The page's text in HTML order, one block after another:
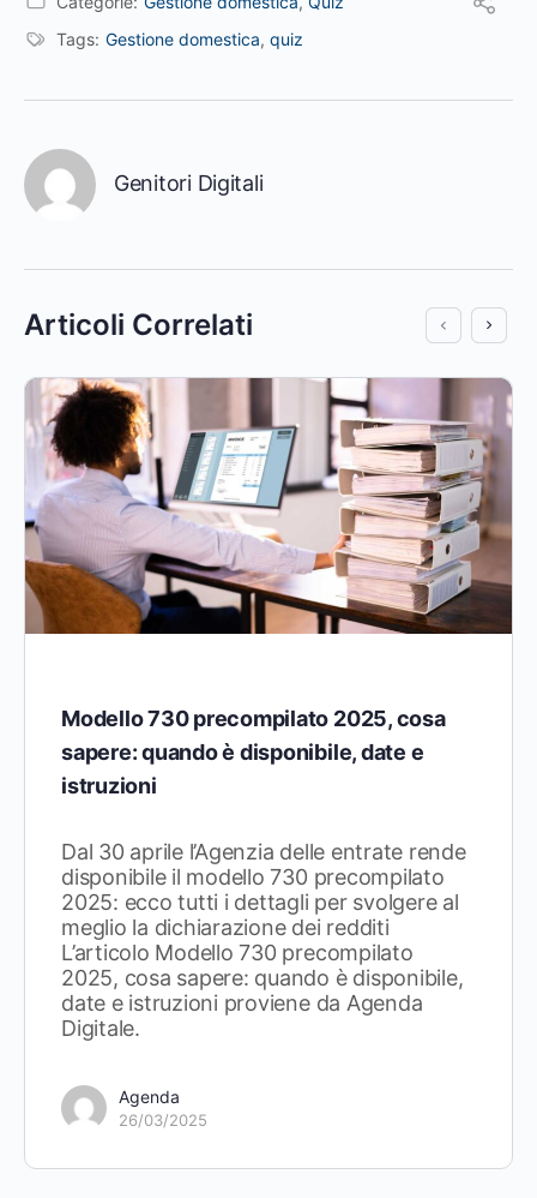
Tags: Gestione domestica, quiz
Genitori Digitali
Articoli Correlati
Modello 730 precompilato 2025, cosa
sapere: quando è disponibile, date e
istruzioni
Dal 30 aprile l’Agenzia delle entrate rende
disponibile il modello 730 precompilato
2025: ecco tutti i dettagli per svolgere al
meglio la dichiarazione dei redditi
L’articolo Modello 730 precompilato
2025, cosa sapere: quando è disponibile,
date e istruzioni proviene da Agenda
Digitale.
Agenda
26/03/2025